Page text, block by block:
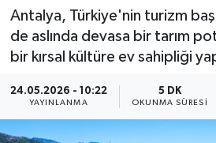
Antalya, Türkiye'nin turizm
de aslında devasa bir tarım
bir kırsal kültüre ev sahipliği
24.05.2026 - 10:22
YAYINLANMA
5 DK
OKUNMA SÜRESI
Turizm
Yaşam
Magazin
Ekonomi
Antalya Trafik Yoğunluk
Süper Lig Puan Durumu ve
Tüm Manşetler
Son Dakika Haberleri